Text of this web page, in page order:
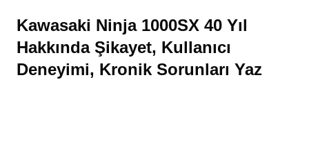
Kawasaki Ninja 1000SX 40 Yıl
Hakkında Şikayet, Kullanıcı
Deneyimi, Kronik Sorunları Yaz